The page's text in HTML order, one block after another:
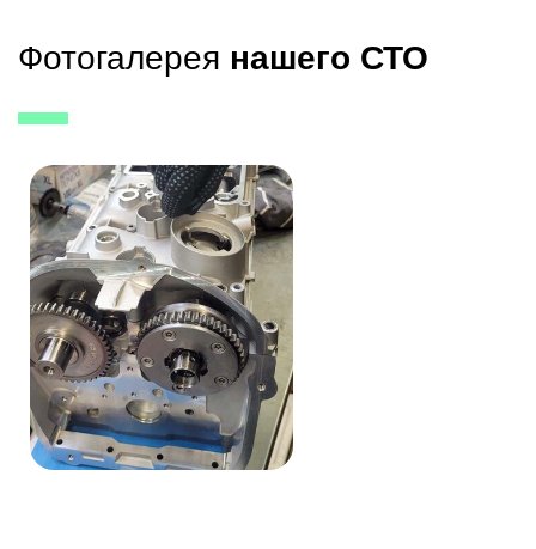
Фотогалерея нашего СТО